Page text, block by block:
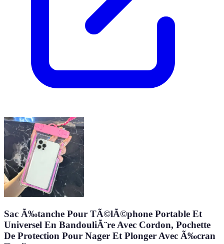
Sac Ã‰tanche Pour TÃ©lÃ©phone Portable Et
Universel En BandouliÃ¨re Avec Cordon, Pochette
De Protection Pour Nager Et Plonger Avec Ã‰cran